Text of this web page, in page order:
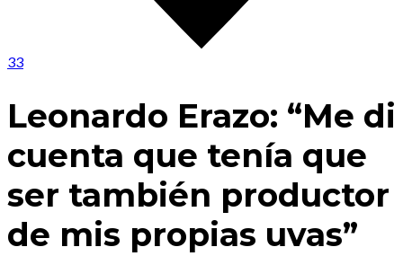
33
Leonardo Erazo: “Me di
cuenta que tenía que
ser también productor
de mis propias uvas”